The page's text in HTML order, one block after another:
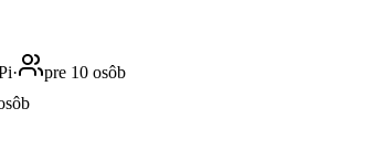
·
pre 10 osôb